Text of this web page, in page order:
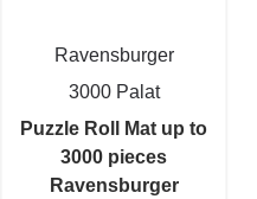
Ravensburger
3000 Palat
Puzzle Roll Mat up to
3000 pieces
Ravensburger